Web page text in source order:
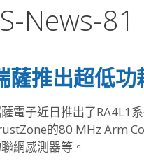
News-81
薩推出超低
電子近日推出了RA4L1
的80 MHz Arm
網感測器等。